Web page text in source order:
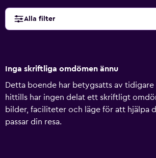
Alla filter
Inga skriftliga omdömen ännu
Detta boende har betygsatts av tidigare
hittills har ingen delat ett skriftligt
bilder, faciliteter och läge för att hjälpa
passar din resa.